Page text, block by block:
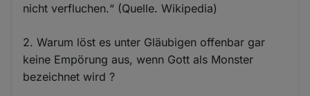
nicht verfluchen.“ (Quelle. Wikipedia)
2. Warum löst es unter Gläubigen offenbar gar
keine Empörung aus, wenn Gott als Monster
bezeichnet wird ?